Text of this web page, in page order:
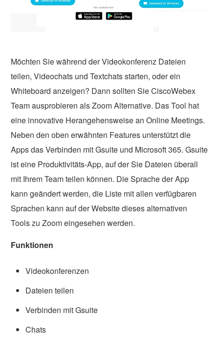
Möchten Sie während der Videokonferenz Dateien
teilen, Videochats und Textchats starten, oder ein
Whiteboard anzeigen? Dann sollten Sie CiscoWebex
Team ausprobieren als Zoom Alternative. Das Tool hat
eine innovative Herangehensweise an Online Meetings.
Neben den oben erwähnten Features unterstützt die
Apps das Verbinden mit Gsuite und Microsoft 365. Gsuite
ist eine Produktivitäts-App, auf der Sie Dateien überall
mit Ihrem Team teilen können. Die Sprache der App
kann geändert werden, die Liste mit allen verfügbaren
Sprachen kann auf der Website dieses alternativen
Tools zu Zoom eingesehen werden.
Funktionen
Videokonferenzen
Dateien teilen
Verbinden mit Gsuite
Chats